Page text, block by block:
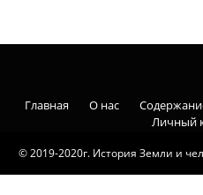
© 2019-2020г. История Земли и
Главная О нас
Личный